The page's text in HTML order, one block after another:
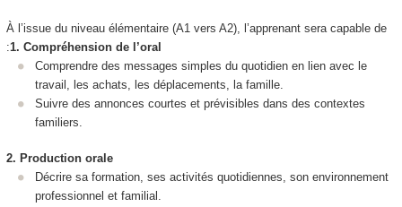
À l’issue du niveau élémentaire (A1 vers A2), l’apprenant sera capable de
:1. Compréhension de l’oral
Comprendre des messages simples du quotidien en lien avec le
travail, les achats, les déplacements, la famille.
Suivre des annonces courtes et prévisibles dans des contextes
familiers.
2. Production orale
Décrire sa formation, ses activités quotidiennes, son environnement
professionnel et familial.